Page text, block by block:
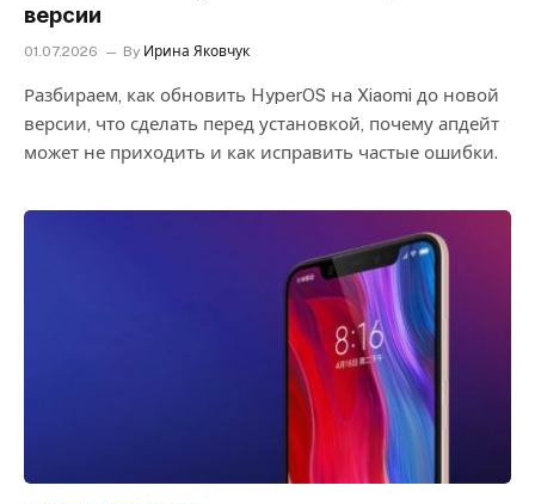
версии
01.07.2026 By Ирина Яковчук
Разбираем, как обновить HyperOS на Xiaomi до новой
версии, что сделать перед установкой, почему апдейт
может не приходить и как исправить частые ошибки.